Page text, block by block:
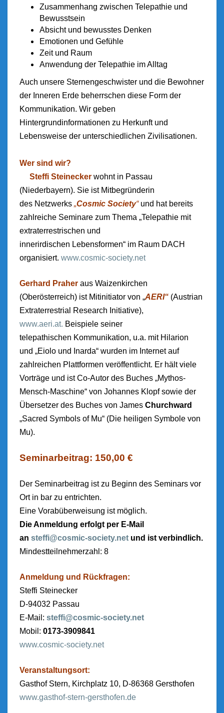
Zusammenhang zwischen Telepathie und
Bewusstsein
Absicht und bewusstes Denken
Emotionen und Gefühle
Zeit und Raum
Anwendung der Telepathie im Alltag
Auch unsere Sternengeschwister und die Bewohner
der Inneren Erde beherrschen diese Form der
Kommunikation. Wir geben
Hintergrundinformationen zu Herkunft und
Lebensweise der unterschiedlichen Zivilisationen.
Wer sind wir?
Steffi Steinecker wohnt in Passau
(Niederbayern). Sie ist Mitbegründerin
des Netzwerks „Cosmic Society“und hat bereits
zahlreiche Seminare zum Thema „Telepathie mit
extraterrestrischen und
innerirdischen Lebensformen“ im Raum DACH
organisiert. www.cosmic-society.net
Gerhard Praher aus Waizenkirchen
(Oberösterreich) ist Mitinitiator von „AERI“ (Austrian
Extraterrestrial Research Initiative),
www.aeri.at. Beispiele seiner
telepathischen Kommunikation, u.a. mit Hilarion
und „Eiolo und Inarda“ wurden im Internet auf
zahlreichen Plattformen veröffentlicht. Er hält viele
Vorträge und ist Co-Autor des Buches „Mythos-
Mensch-Maschine“ von Johannes Klopf sowie der
Übersetzer des Buches von James Churchward
„Sacred Symbols of Mu“ (Die heiligen Symbole von
Mu).
Seminarbeitrag: 150,00 €
Der Seminarbeitrag ist zu Beginn des Seminars vor
Ort in bar zu entrichten.
Eine Vorabüberweisung ist möglich.
Die Anmeldung erfolgt per E-Mail
an steffi@cosmic-society.net und ist verbindlich.
Mindestteilnehmerzahl: 8
Anmeldung und Rückfragen:
Steffi Steinecker
D-94032 Passau
E-Mail: steffi@cosmic-society.net
Mobil: 0173-3909841
www.cosmic-society.net
Veranstaltungsort:
Gasthof Stern, Kirchplatz 10, D-86368 Gersthofen
www.gasthof-stern-gersthofen.de